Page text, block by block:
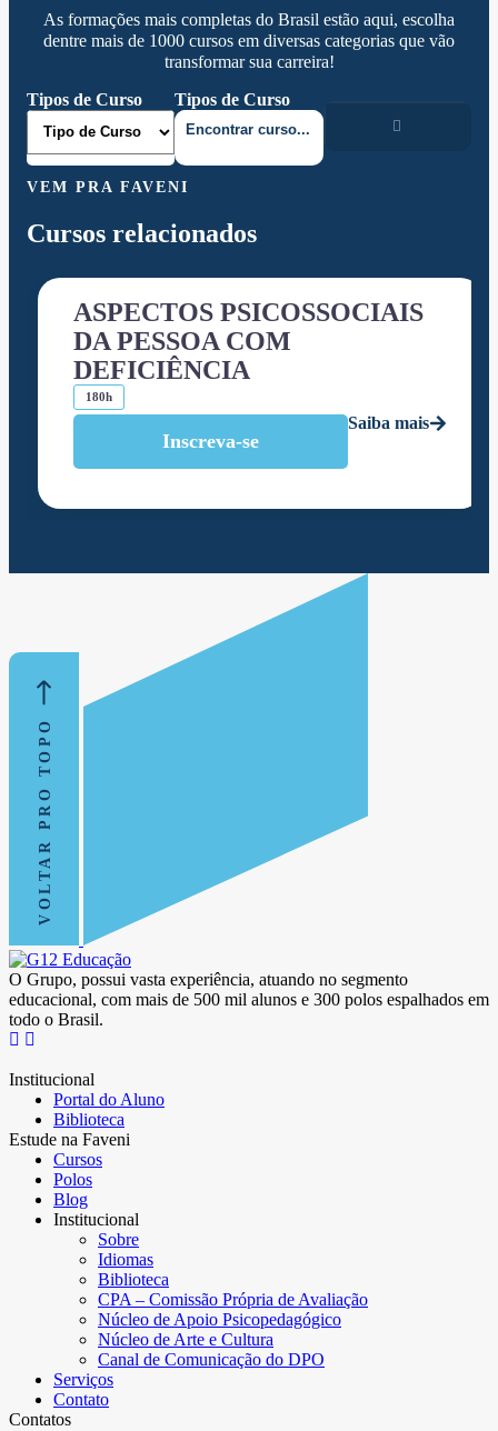
As formações mais completas do Brasil estão aqui, escolha
dentre mais de 1000 cursos em diversas categorias que vão
transformar sua carreira!
Tipos de Curso
Tipos de Curso
VEM PRA FAVENI
Cursos relacionados
ASPECTOS PSICOSSOCIAIS
DA PESSOA COM
DEFICIÊNCIA
180h
Inscreva-se
Saiba mais
VOLTAR PRO TOPO
O Grupo, possui vasta experiência, atuando no segmento
educacional, com mais de 500 mil alunos e 300 polos espalhados em
todo o Brasil.
Institucional
Portal do Aluno
Biblioteca
Estude na Faveni
Cursos
Polos
Blog
Institucional
Sobre
Idiomas
Biblioteca
CPA – Comissão Própria de Avaliação
Núcleo de Apoio Psicopedagógico
Núcleo de Arte e Cultura
Canal de Comunicação do DPO
Serviços
Contato
Contatos